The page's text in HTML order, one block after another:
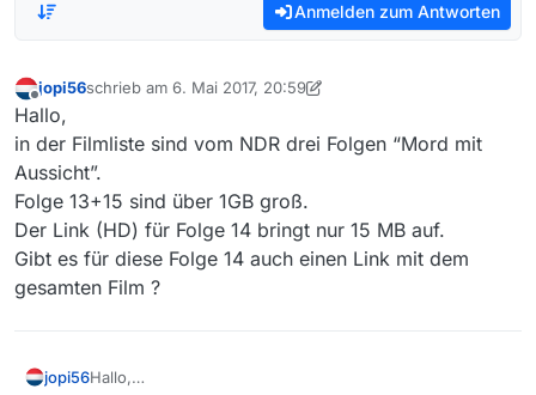
Anmelden zum Antworten
Offline
jopi56schrieb am 6. Mai 2017, 20:59
zuletzt editiert von jopi565. Juni 2017, 23:10
Hallo,
in der Filmliste sind vom NDR drei Folgen “Mord mit
Aussicht”.
Folge 13+15 sind über 1GB groß.
Der Link (HD) für Folge 14 bringt nur 15 MB auf.
Gibt es für diese Folge 14 auch einen Link mit dem
gesamten Film ?
jopi56Hallo,